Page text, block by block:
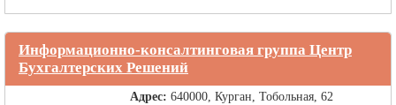
Информационно-консалтинговая группа Центр
Бухгалтерских Решений
Адрес: 640000, Курган, Тобольная, 62